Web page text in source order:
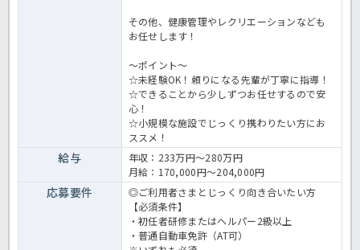
その他、健康管理やレクリエーションなども
お任せします！
～ポイント～
☆未経験OK！頼りになる先輩が丁寧に指導！
☆できることから少しずつお任せするので安
心！
☆小規模な施設でじっくり携わりたい方にお
ススメ！
給与
年収：233万円～280万円
月給：170,000円～204,000円
応募要件
◎ご利用者さまとじっくり向き合いたい方
【必須条件】
・初任者研修またはヘルパー2級以上
・普通自動車免許（AT可）